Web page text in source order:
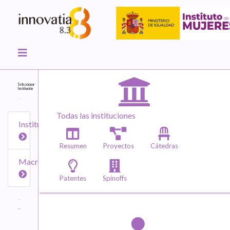
Seleccionar
Institución
Instituciones
Macroáreas
Todas las instituciones
Resumen Proyectos Cátedras
Patentes Spinoffs